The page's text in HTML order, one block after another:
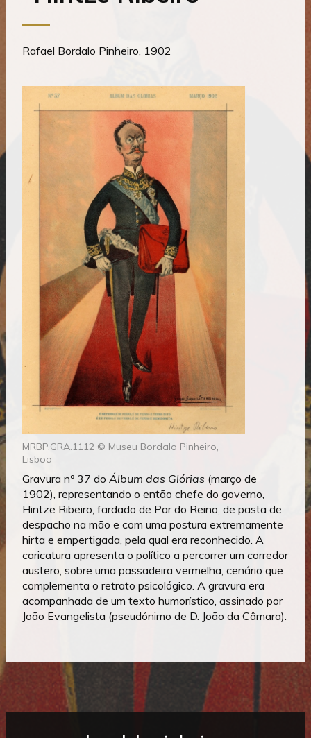
Rafael Bordalo Pinheiro, 1902
MRBP.GRA.1112 © Museu Bordalo Pinheiro,
Lisboa
Gravura nº 37 do Álbum das Glórias (março de
1902), representando o então chefe do governo,
Hintze Ribeiro, fardado de Par do Reino, de pasta de
despacho na mão e com uma postura extremamente
hirta e empertigada, pela qual era reconhecido. A
caricatura apresenta o político a percorrer um corredor
austero, sobre uma passadeira vermelha, cenário que
complementa o retrato psicológico. A gravura era
acompanhada de um texto humorístico, assinado por
João Evangelista (pseudónimo de D. João da Câmara).